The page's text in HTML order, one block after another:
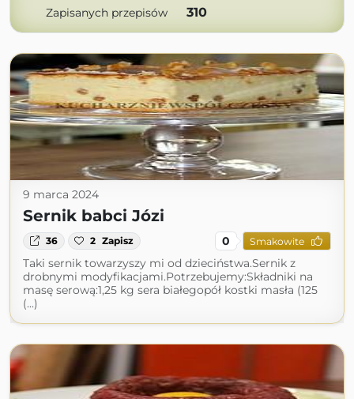
Zapisanych przepisów 310
9 marca 2024
Sernik babci Józi
36 2 Zapisz 0 Smakowite
Taki sernik towarzyszy mi od dzieciństwa.Sernik z
drobnymi modyfikacjami.Potrzebujemy:Składniki na
masę serową:1,25 kg sera białegopół kostki masła (125
(...)